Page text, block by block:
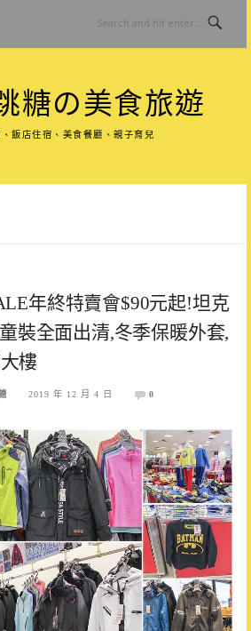
糖の美食旅遊
、飯店住宿、美食餐廳、親子育兒
年終特賣會$90元起!坦克
裝全面出清,冬季保暖外套,
樓
2019 年 12 月 4 日 0